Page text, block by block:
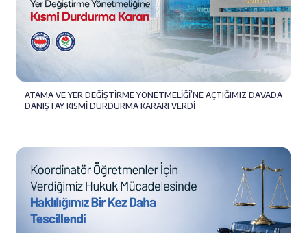
ATAMA VE YER DEĞİŞTİRME YÖNETMELİĞİ’NE AÇTIĞIMIZ DAVADA
DANIŞTAY KISMİ DURDURMA KARARI VERDİ